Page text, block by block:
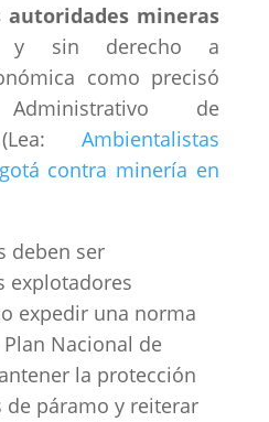
autoridades mineras
y sin derecho a
como precisó
de
(Lea:Ambientalistas
contra minería en
deben ser
explotadores
expedir una norma
Nacional de
la protección
de páramo y reiterar